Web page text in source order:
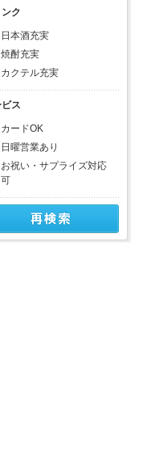
ンク
日本酒充実
焼酎充実
カクテル充実
ス
カードOK
日曜営業あり
お祝い・サプライズ対応
可